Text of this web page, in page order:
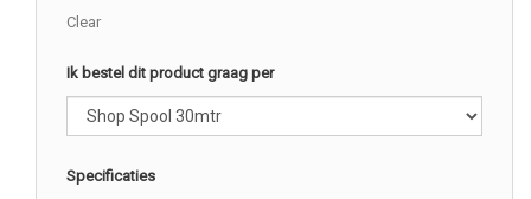
Clear
Ik bestel dit product graag per
Specificaties